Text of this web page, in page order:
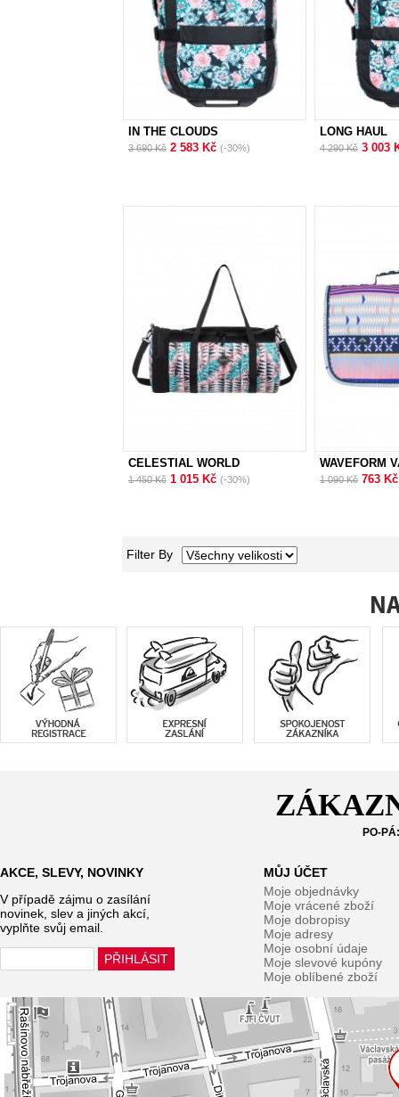
IN THE CLOUDS
3 690 Kč 2 583 Kč (-30%)
LONG HAUL
4 290 Kč 3 003
CELESTIAL WORLD
1 450 Kč 1 015 Kč (-30%)
WAVEFORM
1 090 Kč 763
Filter By
PO-
AKCE, SLEVY, NOVINKY
V případě zájmu o zasílání
novinek, slev a jiných akcí,
vyplňte svůj email.
MŮJ ÚČET
Moje objednávky
Moje vrácené zboží
Moje dobropisy
Moje adresy
Moje osobní údaje
Moje slevové kupóny
Moje oblíbené zboží